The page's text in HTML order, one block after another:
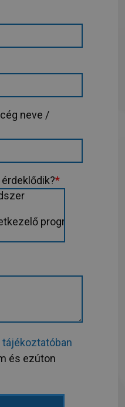
neve /
*
és ezúton